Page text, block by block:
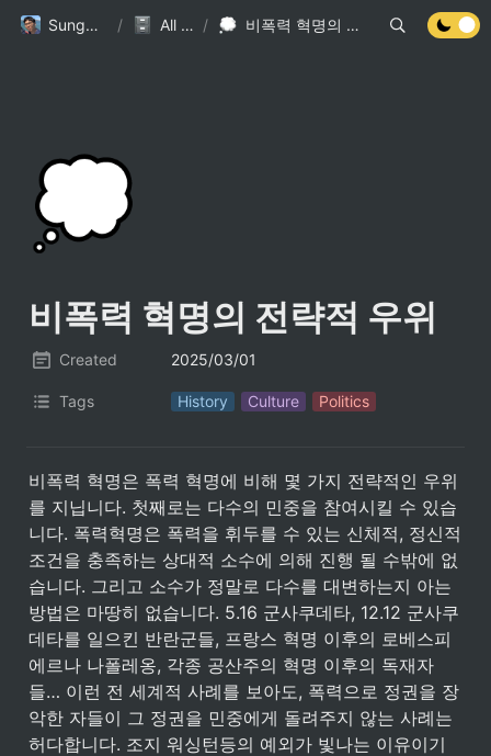
Sungdoo.dev / All Posts / 비폭력 혁명의 전략적 우위
💭
비폭력 혁명의 전략적 우위
Created 2025/03/01
Tags History Culture Politics
비폭력 혁명은 폭력 혁명에 비해 몇 가지 전략적인 우위
를 지닙니다. 첫째로는 다수의 민중을 참여시킬 수 있습
니다. 폭력혁명은 폭력을 휘두를 수 있는 신체적, 정신적
조건을 충족하는 상대적 소수에 의해 진행 될 수밖에 없
습니다. 그리고 소수가 정말로 다수를 대변하는지 아는
방법은 마땅히 없습니다. 5.16 군사쿠데타, 12.12 군사쿠
데타를 일으킨 반란군들, 프랑스 혁명 이후의 로베스피
에르나 나폴레옹, 각종 공산주의 혁명 이후의 독재자
들… 이런 전 세계적 사례를 보아도, 폭력으로 정권을 장
악한 자들이 그 정권을 민중에게 돌려주지 않는 사례는
허다합니다. 조지 워싱턴등의 예외가 빛나는 이유이기